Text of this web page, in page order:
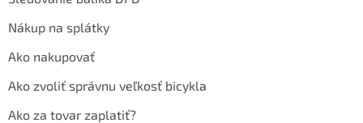
Nákup na splátky
Ako nakupovať
Ako zvoliť správnu veľkosť bicykla
Ako za tovar zaplatiť?